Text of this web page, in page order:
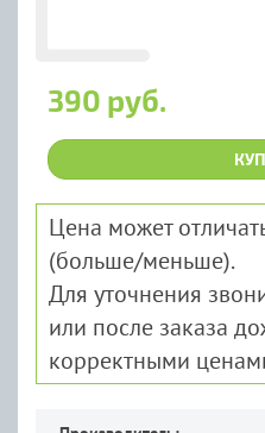
390 руб.
Цена может
(больше/меньше).
Для уточнения
или после заказа
корректными